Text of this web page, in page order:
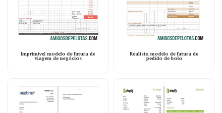
Imprimível modelo de fatura de
viagem de negócios
Realista modelo de fatura de
pedido de bolo